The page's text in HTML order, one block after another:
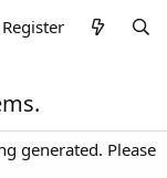
Register
generated. Please